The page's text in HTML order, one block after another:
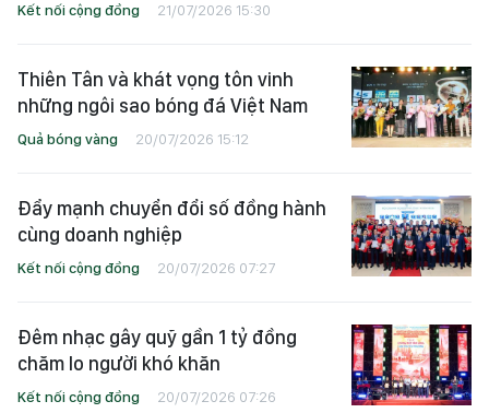
Kết nối cộng đồng 21/07/2026 15:30
Thiên Tân và khát vọng tôn vinh
những ngôi sao bóng đá Việt Nam
Quả bóng vàng 20/07/2026 15:12
Đẩy mạnh chuyển đổi số đồng hành
cùng doanh nghiệp
Kết nối cộng đồng 20/07/2026 07:27
Đêm nhạc gây quỹ gần 1 tỷ đồng
chăm lo người khó khăn
Kết nối cộng đồng 20/07/2026 07:26